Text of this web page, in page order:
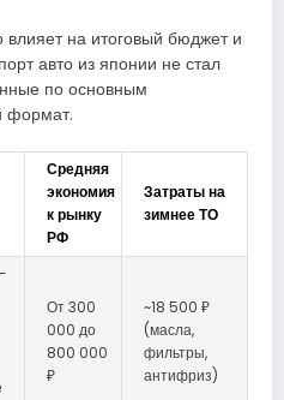
на итоговый бюджет и
авто из японии не стал
по основным
формат.
Средняя
экономия
к рынку
РФ
Затраты на
зимнее ТО
От 300
000 до
800 000
₽
~18 500 ₽
(масла,
фильтры,
антифриз)